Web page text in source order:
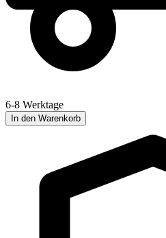
6-8 Werktage
In den Warenkorb